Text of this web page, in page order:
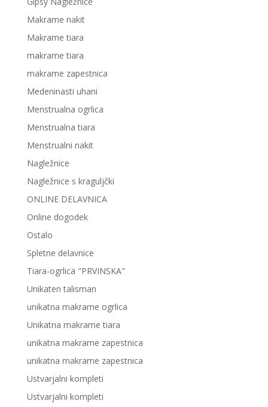
Makrame nakit
Makrame tiara
makrame tiara
makrame zapestnica
Medeninasti uhani
Menstrualna ogrlica
Menstrualna tiara
Menstrualni nakit
Nagležnice
Nagležnice s kraguljčki
ONLINE DELAVNICA
Online dogodek
Ostalo
Spletne delavnice
Tiara-ogrlica "PRVINSKA"
Unikaten talisman
unikatna makrame ogrlica
Unikatna makrame tiara
unikatna makrame zapestnica
unikatna makrame zapestnica
Ustvarjalni kompleti
Ustvarjalni kompleti